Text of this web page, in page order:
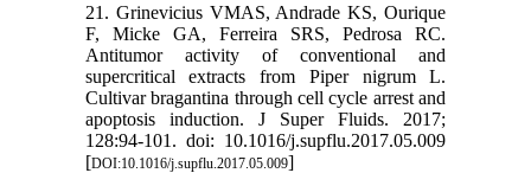
21. Grinevicius VMAS, Andrade KS, Ourique
F, Micke GA, Ferreira SRS, Pedrosa RC.
Antitumor activity of conventional and
supercritical extracts from Piper nigrum L.
Cultivar bragantina through cell cycle arrest and
apoptosis induction. J Super Fluids. 2017;
128:94-101. doi: 10.1016/j.supflu.2017.05.009
[DOI:10.1016/j.supflu.2017.05.009]